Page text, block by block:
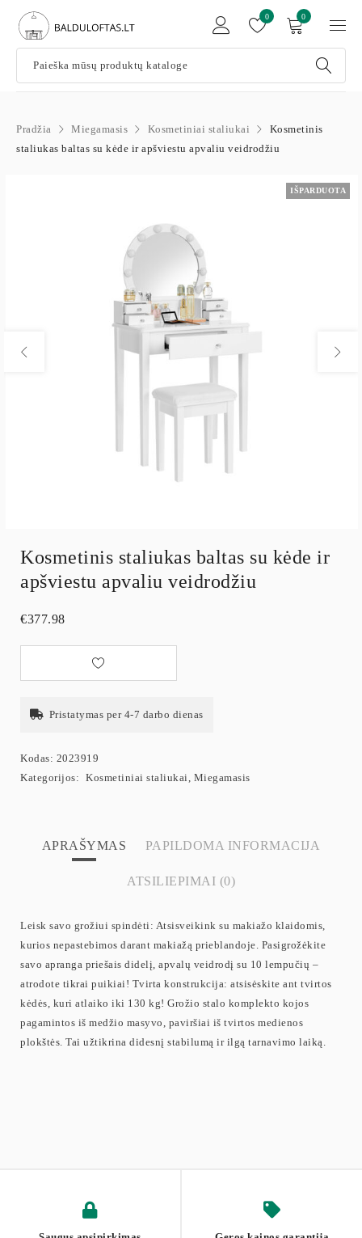
0
0
Pradžia Miegamasis Kosmetiniai staliukai
Kosmetinis
staliukas baltas su kėde ir apšviestu apvaliu veidrodžiu
IŠPARDUOTA
Kosmetinis staliukas baltas su kėde ir
apšviestu apvaliu veidrodžiu
€377.98
Pristatymas per 4-7 darbo dienas
Kodas: 2023919
Kategorijos: Kosmetiniai staliukai, Miegamasis
APRAŠYMAS PAPILDOMA INFORMACIJA
ATSILIEPIMAI (0)
Leisk savo grožiui spindėti: Atsisveikink su makiažo klaidomis,
kurios nepastebimos darant makiažą prieblandoje. Pasigrožėkite
savo apranga priešais didelį, apvalų veidrodį su 10 lempučių –
atrodote tikrai puikiai! Tvirta konstrukcija: atsisėskite ant tvirtos
kėdės, kuri atlaiko iki 130 kg! Grožio stalo komplekto kojos
pagamintos iš medžio masyvo, paviršiai iš tvirtos medienos
plokštės. Tai užtikrina didesnį stabilumą ir ilgą tarnavimo laiką.